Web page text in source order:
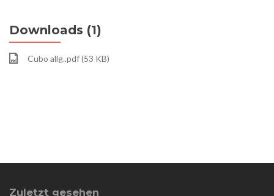
Downloads (1)
Cubo allg..pdf (53 KB)
Zuletzt gesehen